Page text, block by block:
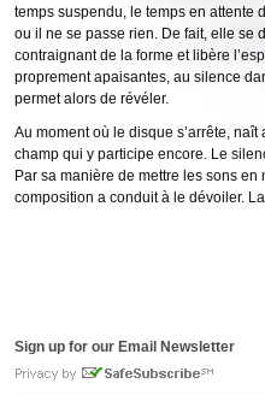
temps suspendu, le temps en attente
ou il ne se passe rien. De fait, elle se
contraignant de la forme et libère
proprement apaisantes, au silence
permet alors de révéler.
Au moment où le disque s’arrête,
champ qui y participe encore. Le
Par sa manière de mettre les sons en
composition a conduit à le dévoiler.
Sign up for our Email Newsletter